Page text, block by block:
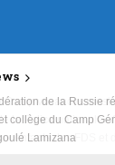
de la Russie
collège du Camp
Lamizana